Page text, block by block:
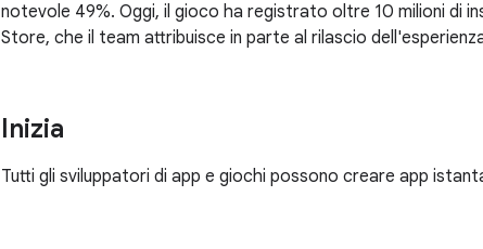
notevole 49%. Oggi, il gioco ha registrato oltre 10 milioni di
Store, che il team attribuisce in parte al rilascio
Inizia
Tutti gli sviluppatori di app e giochi possono creare app